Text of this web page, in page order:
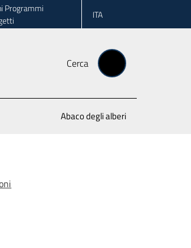
Programmi
ITA
Cerca
Abaco degli alberi